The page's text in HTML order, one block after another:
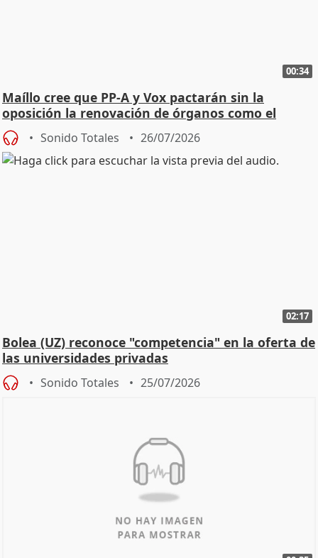
00:34
Maíllo cree que PP-A y Vox pactarán sin la
oposición la renovación de órganos como el
Defensor
Sonido Totales 26/07/2026
02:17
Bolea (UZ) reconoce "competencia" en la oferta de
las universidades privadas
Sonido Totales 25/07/2026